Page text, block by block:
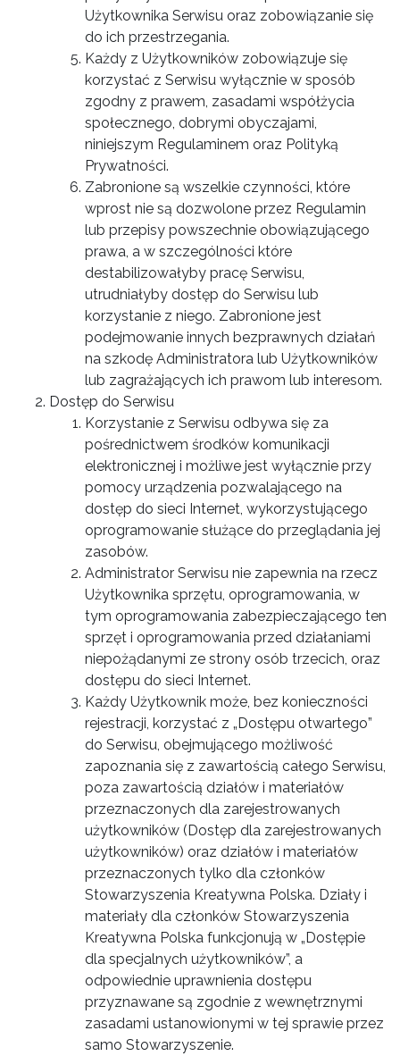
Użytkownika Serwisu oraz zobowiązanie się
do ich przestrzegania.
Każdy z Użytkowników zobowiązuje się
korzystać z Serwisu wyłącznie w sposób
zgodny z prawem, zasadami współżycia
społecznego, dobrymi obyczajami,
niniejszym Regulaminem oraz Polityką
Prywatności.
Zabronione są wszelkie czynności, które
wprost nie są dozwolone przez Regulamin
lub przepisy powszechnie obowiązującego
prawa, a w szczególności które
destabilizowałyby pracę Serwisu,
utrudniałyby dostęp do Serwisu lub
korzystanie z niego. Zabronione jest
podejmowanie innych bezprawnych działań
na szkodę Administratora lub Użytkowników
lub zagrażających ich prawom lub interesom.
Dostęp do Serwisu
Korzystanie z Serwisu odbywa się za
pośrednictwem środków komunikacji
elektronicznej i możliwe jest wyłącznie przy
pomocy urządzenia pozwalającego na
dostęp do sieci Internet, wykorzystującego
oprogramowanie służące do przeglądania jej
zasobów.
Administrator Serwisu nie zapewnia na rzecz
Użytkownika sprzętu, oprogramowania, w
tym oprogramowania zabezpieczającego ten
sprzęt i oprogramowania przed działaniami
niepożądanymi ze strony osób trzecich, oraz
dostępu do sieci Internet.
Każdy Użytkownik może, bez konieczności
rejestracji, korzystać z „Dostępu otwartego”
do Serwisu, obejmującego możliwość
zapoznania się z zawartością całego Serwisu,
poza zawartością działów i materiałów
przeznaczonych dla zarejestrowanych
użytkowników (Dostęp dla zarejestrowanych
użytkowników) oraz działów i materiałów
przeznaczonych tylko dla członków
Stowarzyszenia Kreatywna Polska. Działy i
materiały dla członków Stowarzyszenia
Kreatywna Polska funkcjonują w „Dostępie
dla specjalnych użytkowników”, a
odpowiednie uprawnienia dostępu
przyznawane są zgodnie z wewnętrznymi
zasadami ustanowionymi w tej sprawie przez
samo Stowarzyszenie.